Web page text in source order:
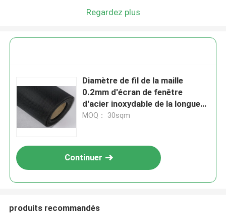
Regardez plus
Diamètre de fil de la maille
0.2mm d'écran de fenêtre
d'acier inoxydable de la longueur
304 de 1m-300m
MOQ： 30sqm
Continuer
produits recommandés